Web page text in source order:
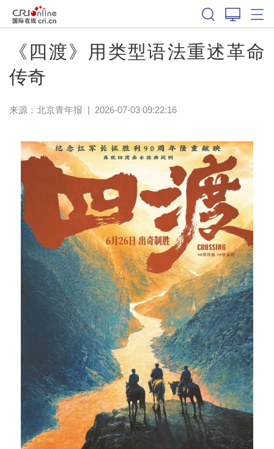
《四渡》用类型语法重述革命
传奇
来源： 北京青年报 | 2026-07-03 09:22:16